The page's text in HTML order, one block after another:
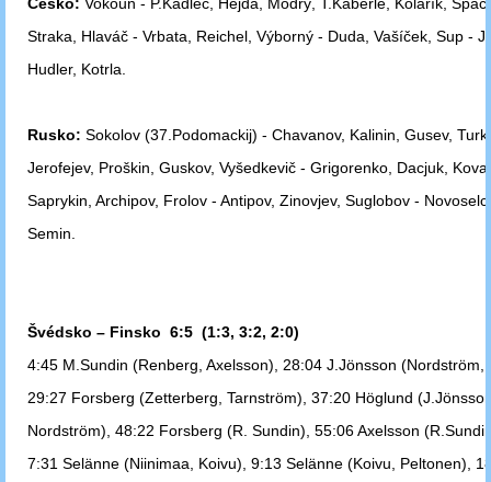
Straka, Hlaváč - Vrbata, Reichel, Výborný - Duda, Vašíček, Sup -
Hudler, Kotrla.
Rusko: Sokolov (37.Podomackij) - Chavanov, Kalinin, Gusev,
Jerofejev, Proškin, Guskov, Vyšedkevič - Grigorenko, Dacjuk,
Saprykin, Archipov, Frolov - Antipov, Zinovjev, Suglobov -
Semin.
Švédsko – Finsko 6:5 (1:3, 3:2, 2:0)
4:45 M.Sundin (Renberg, Axelsson), 28:04 J.Jönsson (Nordström,
29:27 Forsberg (Zetterberg, Tarnström), 37:20 Höglund
Nordström), 48:22 Forsberg (R. Sundin), 55:06 Axelsson
7:31 Selänne (Niinimaa, Koivu), 9:13 Selänne (Koivu, Peltonen),